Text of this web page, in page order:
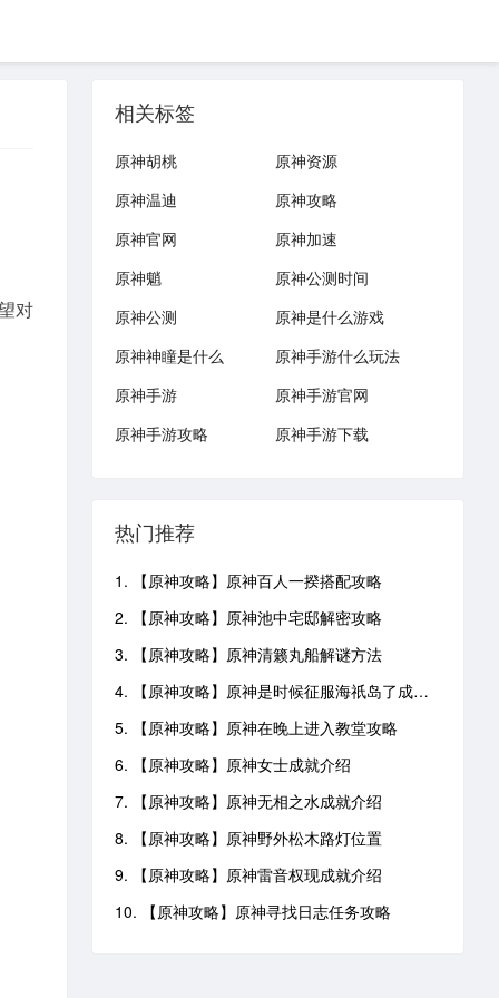
对
相关标签
原神胡桃
原神资源
原神温迪
原神攻略
原神官网
原神加速
原神魈
原神公测时间
原神公测
原神是什么游戏
原神神瞳是什么
原神手游什么玩法
原神手游
原神手游官网
原神手游攻略
原神手游下载
热门推荐
1. 【原神攻略】原神百人一揆搭配攻略
2. 【原神攻略】原神池中宅邸解密攻略
3. 【原神攻略】原神清籁丸船解谜方法
4. 【原神攻略】原神是时候征服海祇岛了成就攻略
5. 【原神攻略】原神在晚上进入教堂攻略
6. 【原神攻略】原神女士成就介绍
7. 【原神攻略】原神无相之水成就介绍
8. 【原神攻略】原神野外松木路灯位置
9. 【原神攻略】原神雷音权现成就介绍
10. 【原神攻略】原神寻找日志任务攻略